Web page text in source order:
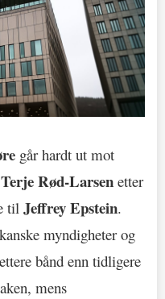
går hardt ut mot
Terje Rød-Larsen etter
til Jeffrey Epstein.
myndigheter og
bånd enn tidligere
mens